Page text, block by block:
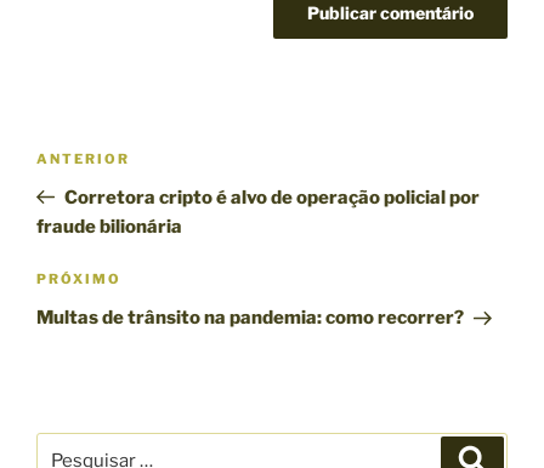
v
g
a
P
o
s
a
n
ANTERIOR
Corretora cripto é alvo de operação policial por
fraude bilionária
P
r
PRÓXIMO
Multas de trânsito na pandemia: como recorrer?